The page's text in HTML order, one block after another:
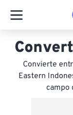
Convierte
Eastern
campo